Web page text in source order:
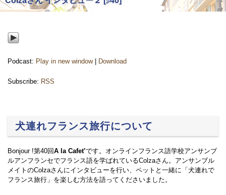
Podcast: Play in new window| Download
Subscribe: RSS
犬連れフランス旅行について
Bonjour !第40回A la Cafet’です。オンラインフランス語学校アンサンブ
ルアンフランセでフランス語を学ばれているColzaさん。アンサンブル
メイトのColzaさんにインタビューを行い、ペットと一緒に「犬連れで
フランス旅行」を楽しむ方法を語ってくださいました。